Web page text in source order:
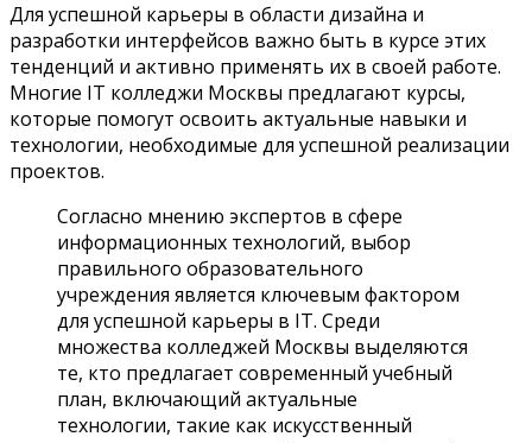
Для успешной карьеры в области дизайна и
разработки интерфейсов важно быть в курсе этих
тенденций и активно применять их в своей работе.
Многие IT колледжи Москвы предлагают курсы,
которые помогут освоить актуальные навыки и
технологии, необходимые для успешной реализации
проектов.
Согласно мнению экспертов в сфере
информационных технологий, выбор
правильного образовательного
учреждения является ключевым фактором
для успешной карьеры в IT. Среди
множества колледжей Москвы выделяются
те, кто предлагает современный учебный
план, включающий актуальные
технологии, такие как искусственный